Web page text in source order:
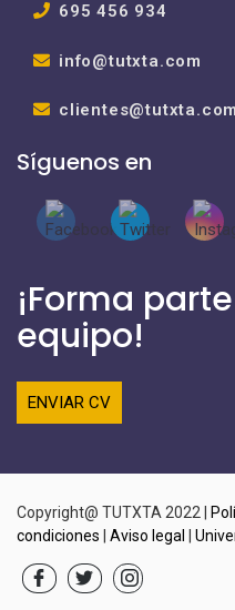
695 456 934
info@tutxta.com
clientes@tutxta.com
Síguenos en
¡Forma
equipo!
ENVIAR CV
Copyright@ TUTXTA 2022 |
condiciones
Aviso legal